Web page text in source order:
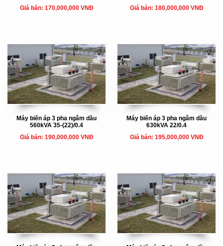
Giá bán: 170,000,000 VNĐ
Giá bán: 180,000,000 VNĐ
Máy biến áp 3 pha ngâm dầu
560kVA 35-(22)/0.4
Giá bán: 190,000,000 VNĐ
Máy biến áp 3 pha ngâm dầu
630kVA 22/0.4
Giá bán: 195,000,000 VNĐ